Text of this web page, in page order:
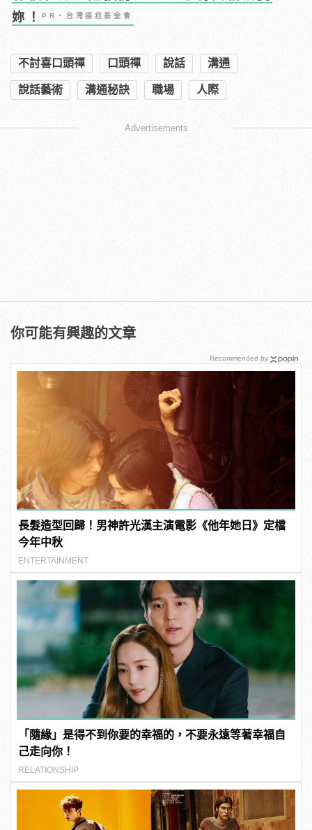
妳！PR・台灣癌症基金會
不討喜口頭禪 口頭禪 說話 溝通
說話藝術 溝通秘訣 職場 人際
Advertisements
你可能有興趣的文章
長髮造型回歸！男神許光漢主演電影《他年她日》定檔
今年中秋
ENTERTAINMENT
「隨緣」是得不到你要的幸福的，不要永遠等著幸福自
己走向你！
RELATIONSHIP
Recommended by